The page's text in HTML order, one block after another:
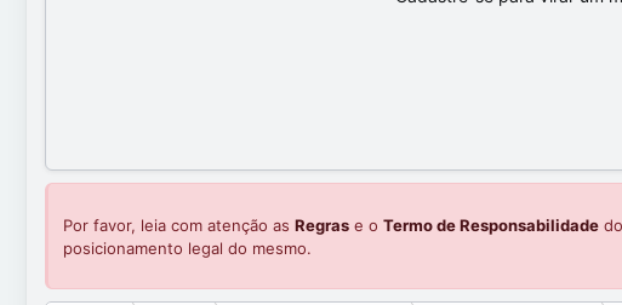
Por favor, leia com atenção as Regras e o Termo de Responsabilidade
posicionamento legal do mesmo.